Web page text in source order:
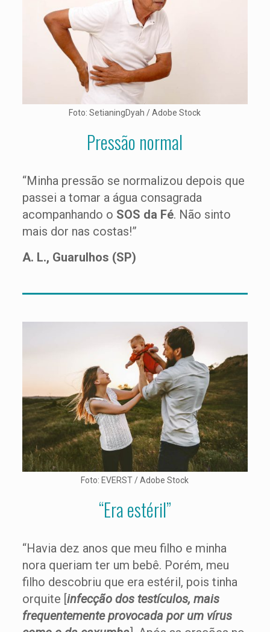
Foto: SetianingDyah / Adobe Stock
Pressão normal
“Minha pressão se normalizou depois que
passei a tomar a água consagrada
acompanhando o SOS da Fé. Não sinto
mais dor nas costas!”
A. L., Guarulhos (SP)
Foto: EVERST / Adobe Stock
“Era estéril”
“Havia dez anos que meu filho e minha
nora queriam ter um bebê. Porém, meu
filho descobriu que era estéril, pois tinha
orquite [infecção dos testículos, mais
frequentemente provocada por um vírus